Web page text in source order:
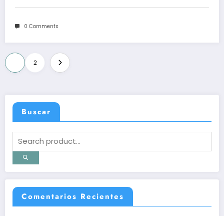
0 Comments
Posts
pagination
2
Buscar
Comentarios Recientes